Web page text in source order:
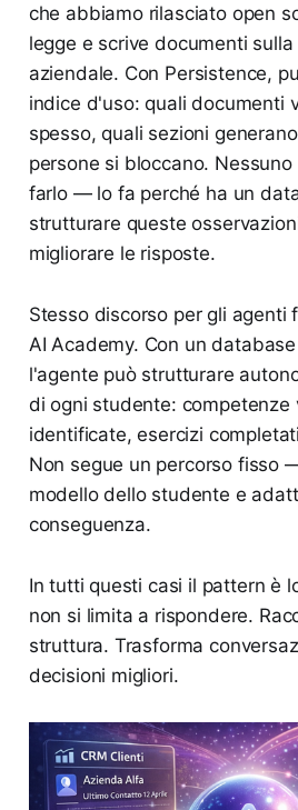
che abbiamo rilasciato open
legge e scrive documenti
aziendale. Con Persistence,
indice d'uso: quali documenti
spesso, quali sezioni
persone si bloccano.
farlo — lo fa perché ha un
strutturare queste
migliorare le risposte.
Stesso discorso per gli agenti
AI Academy. Con un
l'agente può strutturare
di ogni studente: competenze
identificate, esercizi
Non segue un percorso fisso
modello dello studente e
conseguenza.
In tutti questi casi il pattern è
non si limita a rispondere.
struttura. Trasforma
decisioni migliori.